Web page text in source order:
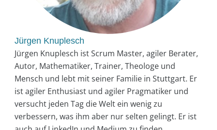
Jürgen Knuplesch
Jürgen Knuplesch ist Scrum Master, agiler Berater,
Autor, Mathematiker, Trainer, Theologe und
Mensch und lebt mit seiner Familie in Stuttgart. Er
ist agiler Enthusiast und agiler Pragmatiker und
versucht jeden Tag die Welt ein wenig zu
verbessern, was ihm aber nur selten gelingt. Er ist